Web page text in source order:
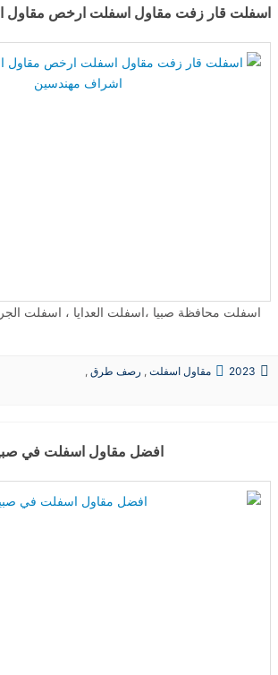
اسفلت قار زفت مقاول اسفلت ارخص
اسفلت محافظة صبيا ،اسفلت العدايا ، اسفلت
2023 مقاول اسفلت , رصف طرق ,
افضل مقاول اسفلت في